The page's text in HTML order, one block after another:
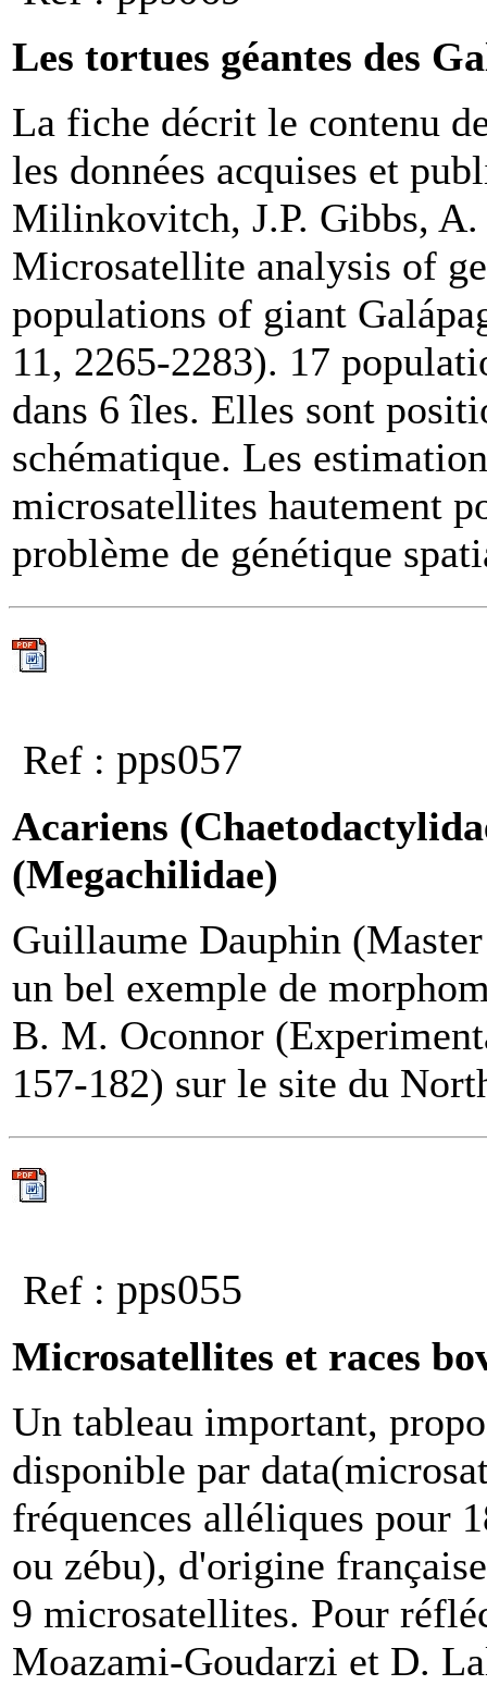
Les tortues géantes des
La fiche décrit le contenu
les données acquises et
Milinkovitch, J.P. Gibbs,
Microsatellite analysis of
populations of giant
11, 2265-2283). 17
dans 6 îles. Elles sont
schématique. Les
microsatellites hautement
problème de génétique
Ref : pps057
Acariens
(Megachilidae)
Guillaume Dauphin
un bel exemple de
B. M. Oconnor
157-182) sur le site du
Ref : pps055
Microsatellites et races
Un tableau important,
disponible par
fréquences alléliques pour
ou zébu), d'origine
9 microsatellites. Pour
Moazami-Goudarzi et D.